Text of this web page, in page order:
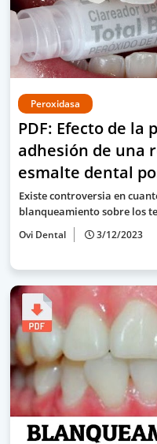
Peroxidasa
PDF: Efecto de la
adhesión de una
esmalte dental
Existe controversia en
blanqueamiento sobre los
Ovi Dental 3/12/2023